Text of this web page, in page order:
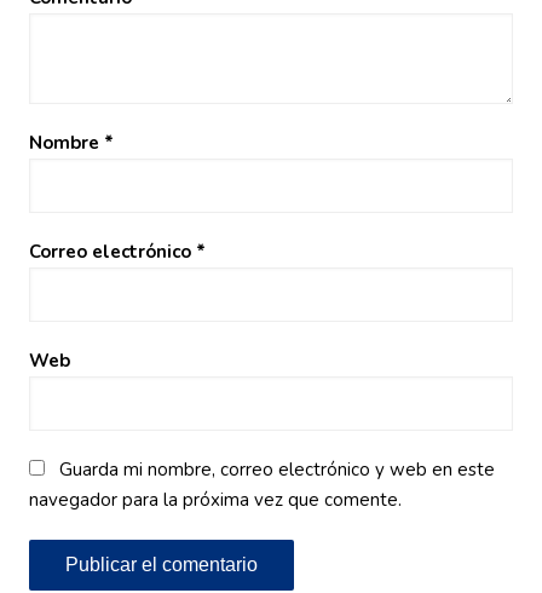
Nombre *
Correo electrónico *
Web
Guarda mi nombre, correo electrónico y web en este
navegador para la próxima vez que comente.